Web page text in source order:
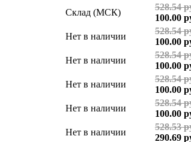
Склад (МСК)
528.54
100.00
Нет в наличии
528.54
100.00
Нет в наличии
528.54
100.00
Нет в наличии
528.54
100.00
Нет в наличии
528.54
100.00
Нет в наличии
528.53
290.69